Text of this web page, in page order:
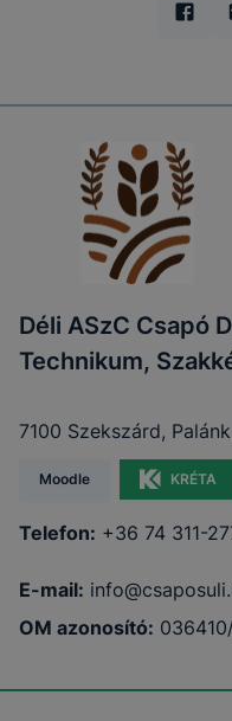
Déli ASzC Csapó
Technikum,
7100 Szekszárd, Palánk
Moodle KRÉTA
Telefon: +36 74 311-
E-mail:
OM azonosító: